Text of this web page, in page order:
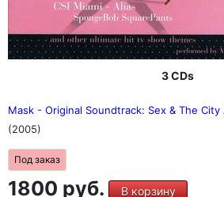
3 CDs
Mask - Original Soundtrack: Sex & The
(2005)
Под заказ
1800 руб. В корзину